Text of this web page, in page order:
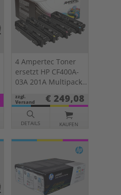
4 Ampertec Toner
ersetzt HP CF400A-
03A 201A Multipack
zzgl.
Versand
€ 249,08
DETAILS KAUFEN